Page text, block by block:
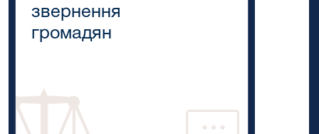
звернення
громадян